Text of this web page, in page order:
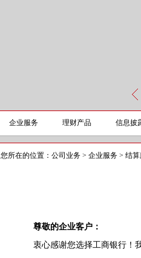
企业服务 理财产品 信息披
您所在的位置： 公司业务 > 企业服务 > 结
尊敬的企业客户：
衷心感谢您选择工商银行！我